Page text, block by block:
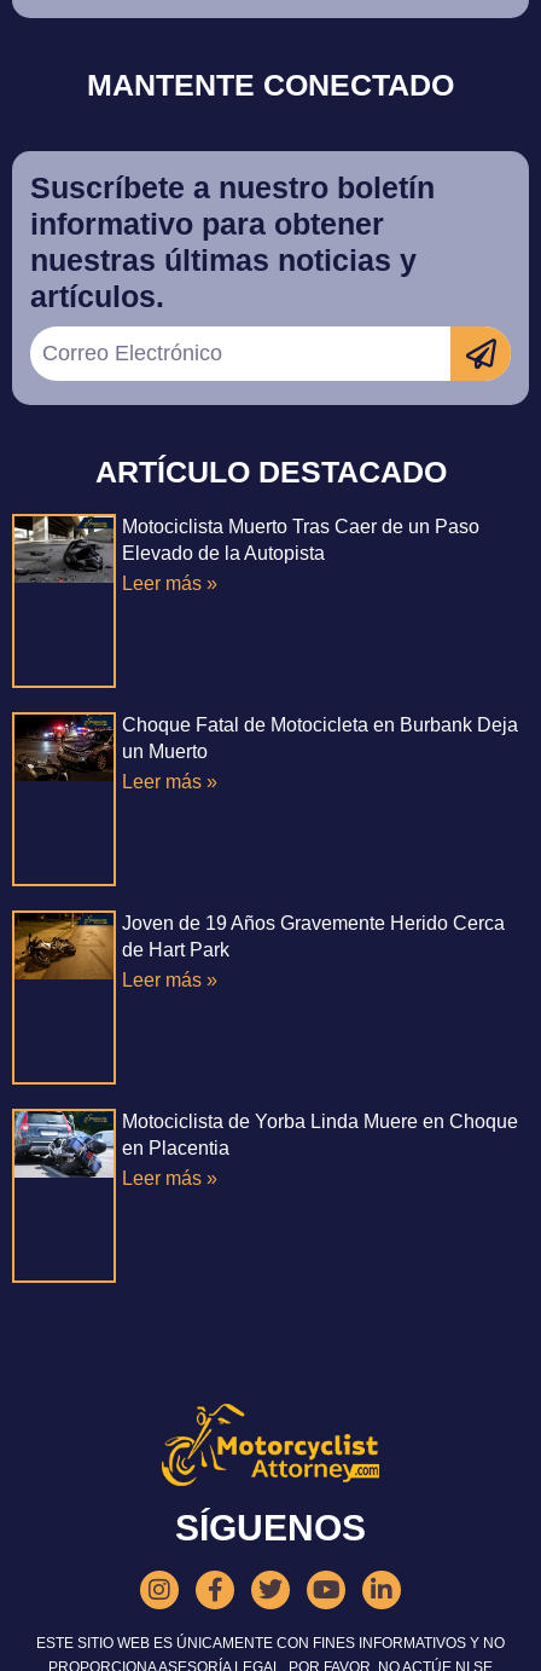
MANTENTE CONECTADO
Suscríbete a nuestro boletín
informativo para obtener
nuestras últimas noticias y
artículos.
ARTÍCULO DESTACADO
Motociclista Muerto Tras Caer de un Paso
Elevado de la Autopista
Leer más »
Choque Fatal de Motocicleta en Burbank Deja
un Muerto
Leer más »
Joven de 19 Años Gravemente Herido Cerca
de Hart Park
Leer más »
Motociclista de Yorba Linda Muere en Choque
en Placentia
Leer más »
SÍGUENOS
ESTE SITIO WEB ES ÚNICAMENTE CON FINES INFORMATIVOS Y NO
PROPORCIONA ASESORÍA LEGAL. POR FAVOR, NO ACTÚE NI SE